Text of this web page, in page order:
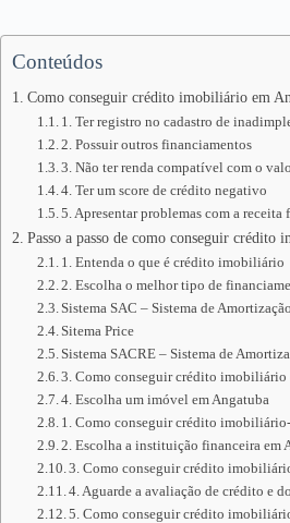
Conteúdos
Como conseguir crédito imobiliário em
1. Ter registro no cadastro de
2. Possuir outros financiamentos
3. Não ter renda compatível com o
4. Ter um score de crédito negativo
5. Apresentar problemas com a receita
Passo a passo de como conseguir crédito
1. Entenda o que é crédito imobiliário
2. Escolha o melhor tipo de
Sistema SAC – Sistema de
Sitema Price
Sistema SACRE – Sistema de
3. Como conseguir crédito imobiliário
4. Escolha um imóvel em Angatuba
1. Como conseguir crédito
2. Escolha a instituição financeira em
3. Como conseguir crédito
4. Aguarde a avaliação de crédito e
5. Como conseguir crédito